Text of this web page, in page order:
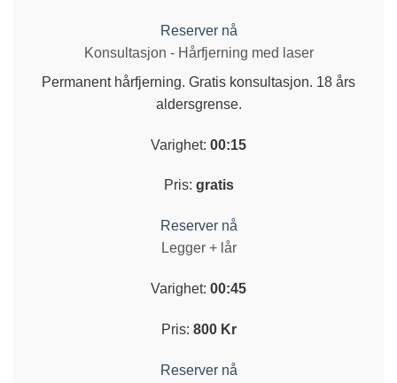
Reserver nå
Konsultasjon - Hårfjerning med laser
Permanent hårfjerning. Gratis konsultasjon. 18 års
aldersgrense.
Varighet: 00:15
Pris: gratis
Reserver nå
Legger + lår
Varighet: 00:45
Pris: 800 Kr
Reserver nå